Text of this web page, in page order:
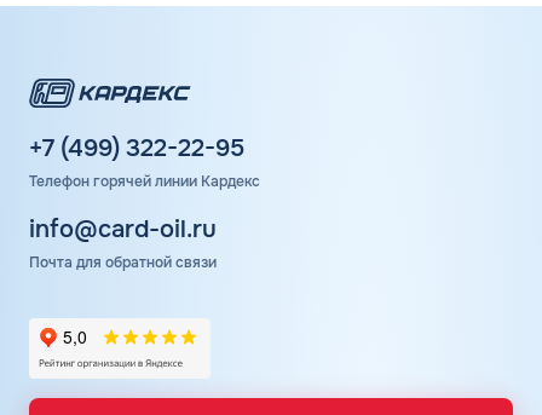
+7 (499) 322-22-95
Телефон горячей линии Кардекс
info@card-oil.ru
Почта для обратной связи